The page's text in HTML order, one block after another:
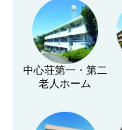
中心荘第一・第二
老人ホーム